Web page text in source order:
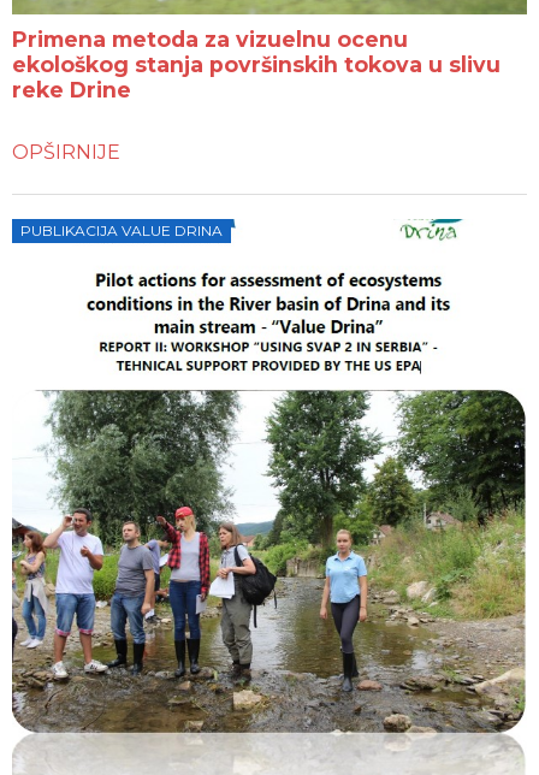
Primena metoda za vizuelnu ocenu
ekološkog stanja površinskih tokova u slivu
reke Drine
OPŠIRNIJE
PUBLIKACIJA VALUE DRINA